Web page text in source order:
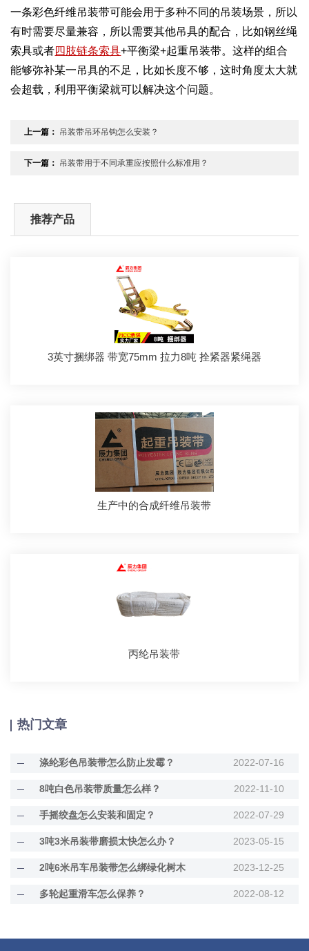
一条彩色纤维吊装带可能会用于多种不同的吊装场景，所以
有时需要尽量兼容，所以需要其他吊具的配合，比如钢丝绳
索具或者四肢链条索具+平衡梁+起重吊装带。这样的组合
能够弥补某一吊具的不足，比如长度不够，这时角度太大就
会超载，利用平衡梁就可以解决这个问题。
上一篇： 吊装带吊环吊钩怎么安装？
下一篇： 吊装带用于不同承重应按照什么标准用？
推荐产品
3英寸捆绑器 带宽75mm 拉力8吨 拴紧器紧绳器
生产中的合成纤维吊装带
丙纶吊装带
热门文章
涤纶彩色吊装带怎么防止发霉？ 2022-07-16
8吨白色吊装带质量怎么样？ 2022-11-10
手摇绞盘怎么安装和固定？ 2022-07-29
3吨3米吊装带磨损太快怎么办？ 2023-05-15
2吨6米吊车吊装带怎么绑绿化树木 2023-12-25
多轮起重滑车怎么保养？ 2022-08-12